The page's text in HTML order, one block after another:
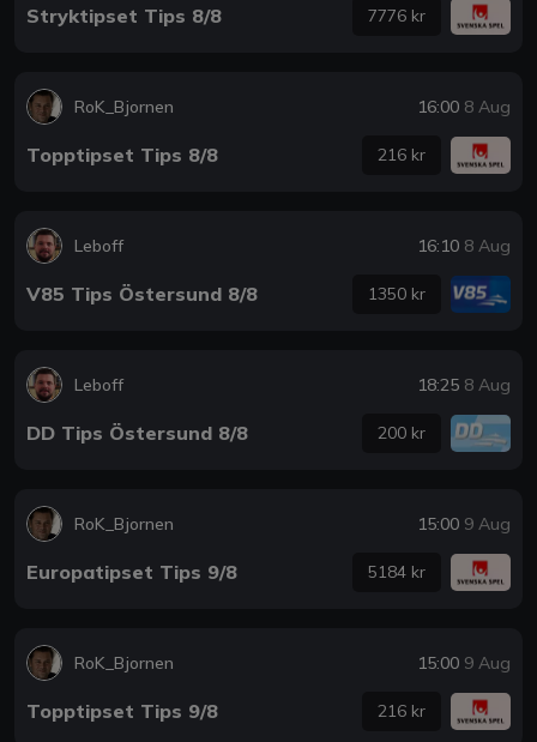
Stryktipset Tips 8/8 7776 kr
RoK_Bjornen 16:00 8 Aug
Topptipset Tips 8/8 216 kr
Leboff 16:10 8 Aug
V85 Tips Östersund 8/8 1350 kr
Leboff 18:25 8 Aug
DD Tips Östersund 8/8 200 kr
RoK_Bjornen 15:00 9 Aug
Europatipset Tips 9/8 5184 kr
RoK_Bjornen 15:00 9 Aug
Topptipset Tips 9/8 216 kr